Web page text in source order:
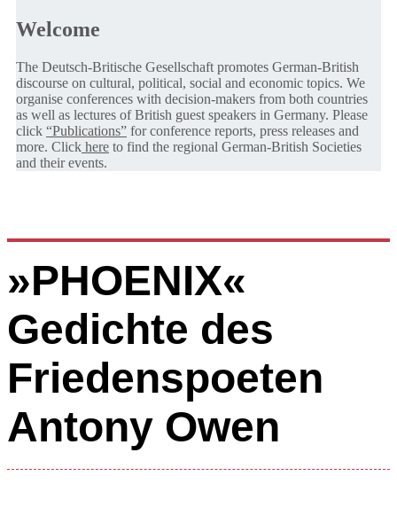
Welcome
The Deutsch-Britische Gesellschaft promotes German-British
discourse on cultural, political, social and economic topics. We
organise conferences with decision-makers from both countries
as well as lectures of British guest speakers in Germany. Please
click “Publications” for conference reports, press releases and
more. Click here to find the regional German-British Societies
and their events.
»PHOENIX«
Gedichte des
Friedenspoeten
Antony Owen